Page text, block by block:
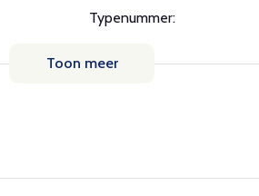
Typenummer:
Toon meer